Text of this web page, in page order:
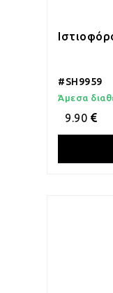
#SH9959
Άμεσα
9.90